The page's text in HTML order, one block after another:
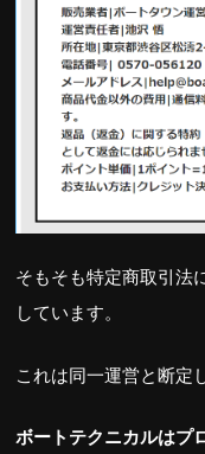
そもそも特定商取引法
しています。
これは同一運営と断定
ボートテクニカルはプ